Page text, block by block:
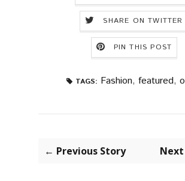
SHARE ON TWITTER
PIN THIS POST
TAGS: Fashion, featured,
← Previous Story